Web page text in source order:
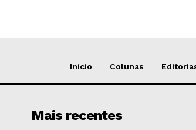
Início Colunas
Mais recentes